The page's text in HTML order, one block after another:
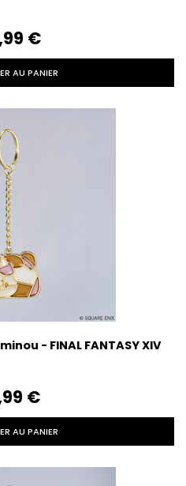
‎€
AU PANIER
- FINAL FANTASY XIV
‎€
AU PANIER